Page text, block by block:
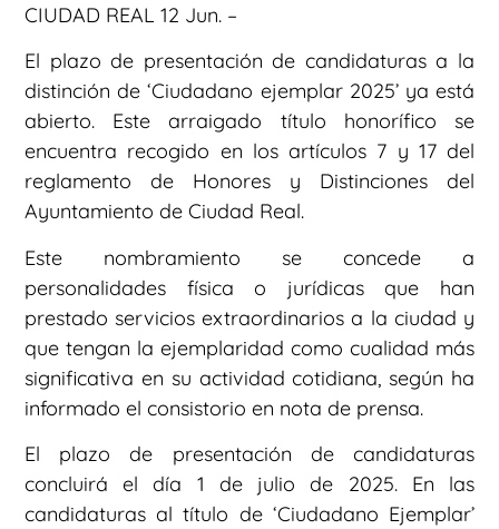
CIUDAD REAL 12 Jun. –
El plazo de presentación de candidaturas a la
distinción de ‘Ciudadano ejemplar 2025’ ya está
abierto. Este arraigado título honorífico se
encuentra recogido en los artículos 7 y 17 del
reglamento de Honores y Distinciones del
Ayuntamiento de Ciudad Real.
Este nombramiento se concede a
personalidades física o jurídicas que han
prestado servicios extraordinarios a la ciudad y
que tengan la ejemplaridad como cualidad más
significativa en su actividad cotidiana, según ha
informado el consistorio en nota de prensa.
El plazo de presentación de candidaturas
concluirá el día 1 de julio de 2025. En las
candidaturas al título de ‘Ciudadano Ejemplar’